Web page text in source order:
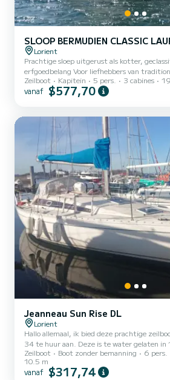
Lorient
Prachtige sloep uitgerust als kotter,
erfgoedbelang Voor liefhebbers van
zeiler voor dit type complexe zeilboot geen
Zeilboot Kapitein 5 pers. 3 cabines
vanaf $577,70
Jeanneau Sun Rise DL
Lorient
Hallo allemaal, ik bied deze prachtige
34 te huur aan. Deze is te water gelaten
perfect onderhouden. Ze staan bekend om
zeilkarakter, waardoor u zonder zorgen
onlangs nog verifiëren door een heen- en
Zeilboot Boot zonder bemanning 6 pers.
10.5 m
vanaf $317,74